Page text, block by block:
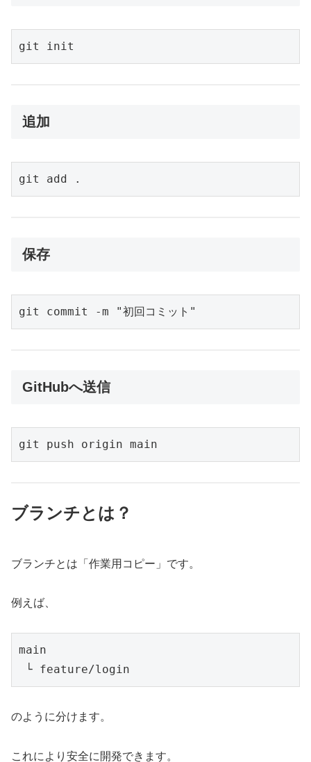
git init
追加
git add .
保存
git commit -m "初回コミット"
GitHubへ送信
git push origin main
ブランチとは？
ブランチとは「作業用コピー」です。
例えば、
main
└ feature/login
のように分けます。
これにより安全に開発できます。